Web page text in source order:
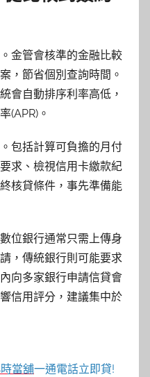
金管會核準的金融比較
，節省個別查詢時間。
會自動排序利率高低，
(APR)。
包括計算可負擔的月付
求、檢視信用卡繳款紀
核貸條件，事先準備能
位銀行通常只需上傳身
，傳統銀行則可能要求
向多家銀行申請信貸會
信用評分，建議集中於
當舖一通電話立即貸!